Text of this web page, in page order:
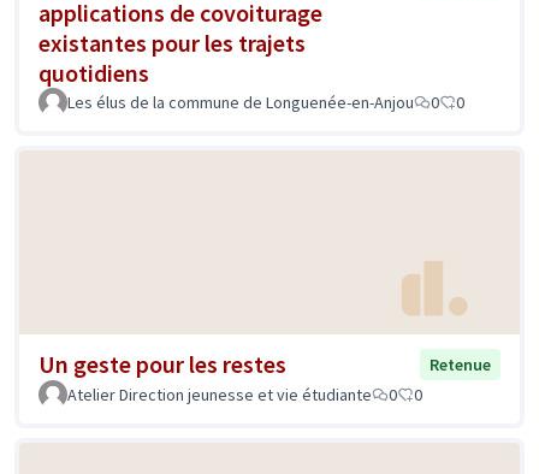
applications de covoiturage
existantes pour les trajets
quotidiens
Les élus de la commune de Longuenée-en-Anjou 0 0
Un geste pour les restes
Retenue
Atelier Direction jeunesse et vie étudiante
0 0